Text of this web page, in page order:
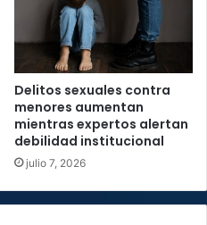
Delitos sexuales contra
menores aumentan
mientras expertos alertan
debilidad institucional
julio 7, 2026